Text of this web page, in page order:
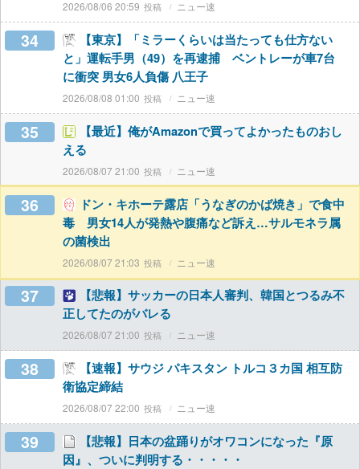
2026/08/06 20:59 ニュー速
34
【東京】「ミラーくらいは当たっても仕方ない
と」運転手男（49）を再逮捕 ベントレーが車7台
に衝突 男女6人負傷 八王子
2026/08/08 01:00 ニュー速
35
【最近】俺がAmazonで買ってよかったものおし
える
2026/08/07 21:00 ニュー速
36
ドン・キホーテ露店「うなぎのかば焼き」で食中
毒 男女14人が発熱や腹痛など訴え…サルモネラ属
の菌検出
2026/08/07 21:03 ニュー速
37
【悲報】サッカーの日本人審判、韓国とつるみ不
正してたのがバレる
2026/08/07 21:00 ニュー速
38
【速報】サウジ パキスタン トルコ３カ国 相互防
衛協定締結
2026/08/07 22:00 ニュー速
39
【悲報】日本の盆踊りがオワコンになった『原
因』、ついに判明する・・・・・